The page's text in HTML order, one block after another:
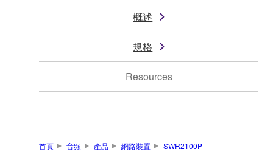
概述
規格
Resources
首頁 音頻 產品 網路裝置 SWR2100P